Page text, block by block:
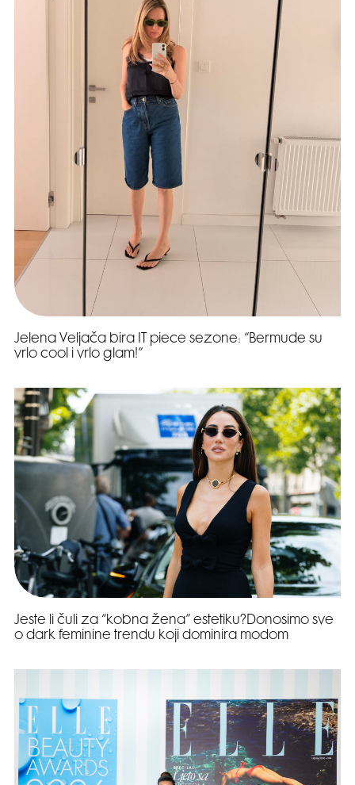
Jelena Veljača bira IT piece sezone: “Bermude su
vrlo cool i vrlo glam!”
Jeste li čuli za “kobna žena” estetiku?Donosimo sve
o dark feminine trendu koji dominira modom